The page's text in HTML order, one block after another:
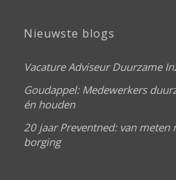
Nieuwste blogs
Vacature Adviseur Duurzame
Goudappel: Medewerkers
én houden
20 jaar Preventned: van meten
borging